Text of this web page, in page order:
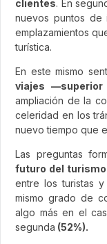
clientes. En
nuevos puntos de
emplazamientos
turística.
En este mismo
viajes
ampliación de la
celeridad en los
nuevo tiempo que
Las preguntas
futuro del
entre los turistas
mismo grado de
algo más en el
segunda (52%).